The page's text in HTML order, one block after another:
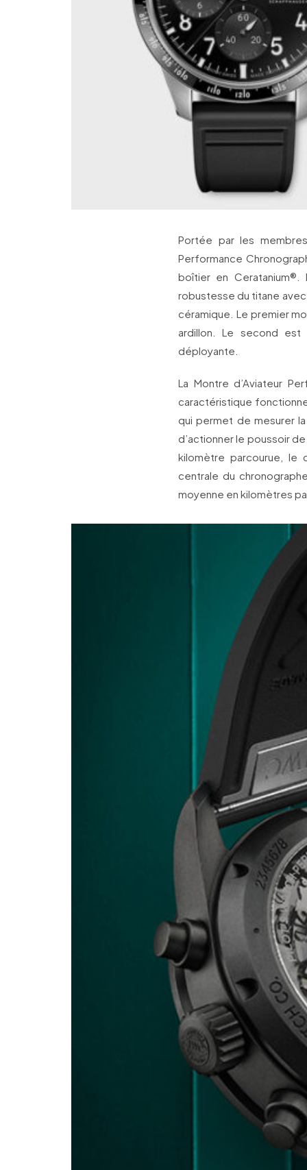
Portée par les
Performance
boîtier en
robustesse du titane avec
céramique. Le premier
ardillon. Le second est
déployante.
La Montre d’Aviateur
caractéristique
qui permet de mesurer
d’actionner le poussoir
kilomètre parcourue, le
centrale du
moyenne en kilomètres